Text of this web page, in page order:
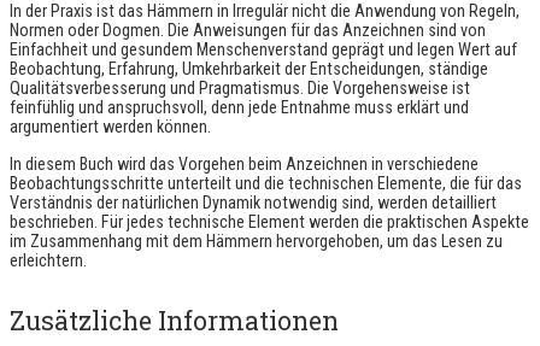
l
i
e
r
M
e
n
e
In der Praxis ist das Hämmern in Irregulär nicht die Anwendung von Regeln,
Normen oder Dogmen. Die Anweisungen für das Anzeichnen sind von
Einfachheit und gesundem Menschenverstand geprägt und legen Wert auf
Beobachtung, Erfahrung, Umkehrbarkeit der Entscheidungen, ständige
Qualitätsverbesserung und Pragmatismus. Die Vorgehensweise ist
feinfühlig und anspruchsvoll, denn jede Entnahme muss erklärt und
argumentiert werden können.
In diesem Buch wird das Vorgehen beim Anzeichnen in verschiedene
Beobachtungsschritte unterteilt und die technischen Elemente, die für das
Verständnis der natürlichen Dynamik notwendig sind, werden detailliert
beschrieben. Für jedes technische Element werden die praktischen Aspekte
im Zusammenhang mit dem Hämmern hervorgehoben, um das Lesen zu
erleichtern.
Zusätzliche Informationen